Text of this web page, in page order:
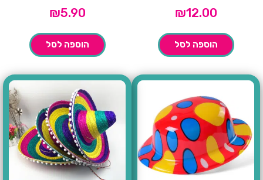
₪12.00
הוספה לסל
₪5.90
הוספה לסל